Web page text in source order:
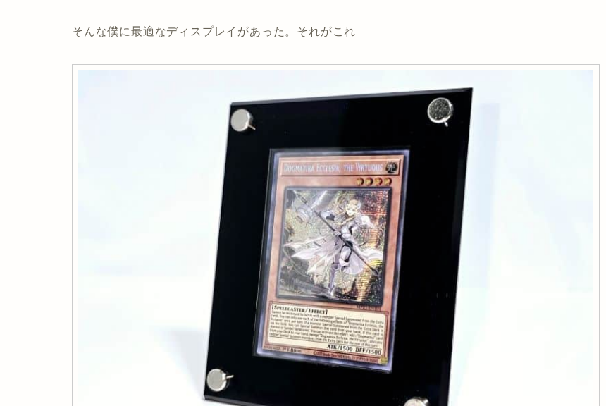
そんな僕に最適なディスプレイがあった。それがこれ